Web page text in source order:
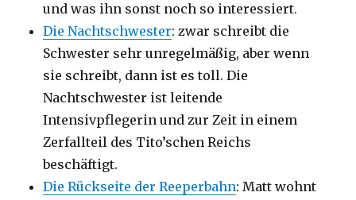
und was ihn sonst noch so interessiert.
Die Nachtschwester: zwar schreibt die
Schwester sehr unregelmäßig, aber wenn
sie schreibt, dann ist es toll. Die
Nachtschwester ist leitende
Intensivpflegerin und zur Zeit in einem
Zerfallteil des Tito’schen Reichs
beschäftigt.
Die Rückseite der Reeperbahn: Matt wohnt